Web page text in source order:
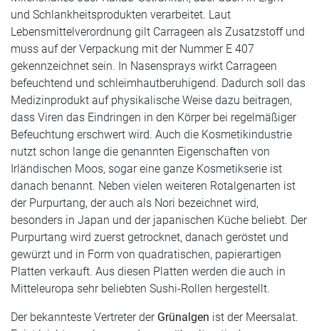
und Schlankheitsprodukten verarbeitet. Laut
Lebensmittelverordnung gilt Carrageen als Zusatzstoff und
muss auf der Verpackung mit der Nummer E 407
gekennzeichnet sein. In Nasensprays wirkt Carrageen
befeuchtend und schleimhautberuhigend. Dadurch soll das
Medizinprodukt auf physikalische Weise dazu beitragen,
dass Viren das Eindringen in den Körper bei regelmäßiger
Befeuchtung erschwert wird. Auch die Kosmetikindustrie
nutzt schon lange die genannten Eigenschaften von
Irländischen Moos, sogar eine ganze Kosmetikserie ist
danach benannt. Neben vielen weiteren Rotalgenarten ist
der Purpurtang, der auch als Nori bezeichnet wird,
besonders in Japan und der japanischen Küche beliebt. Der
Purpurtang wird zuerst getrocknet, danach geröstet und
gewürzt und in Form von quadratischen, papierartigen
Platten verkauft. Aus diesen Platten werden die auch in
Mitteleuropa sehr beliebten Sushi-Rollen hergestellt.
Der bekannteste Vertreter der Grünalgen ist der Meersalat.